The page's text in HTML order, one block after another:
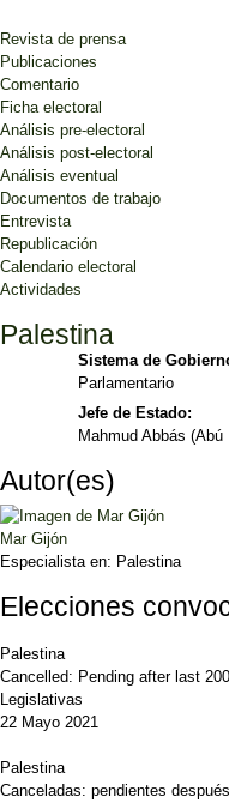
Revista de prensa
Publicaciones
Comentario
Ficha electoral
Análisis pre-electoral
Análisis post-electoral
Análisis eventual
Documentos de trabajo
Entrevista
Republicación
Calendario electoral
Actividades
Palestina
Sistema de
Parlamentario
Jefe de Estado:
Mahmud Abbás (Abú
Autor(es)
Mar Gijón
Especialista en: Palestina
Elecciones
Palestina
Cancelled: Pending after last
Legislativas
22 Mayo 2021
Palestina
Canceladas: pendientes